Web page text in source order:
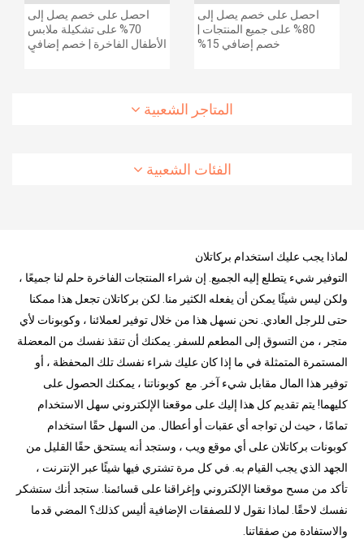
احصل على خصم يصل إلى
70% على تشكيلة ملابس
الأطفال الفاخرة | خصم إضافي
احصل على خصم يصل إلى
80% على جميع المنتجات |
خصم إضافي 15%
المتاجر الشعبية
الفئات الشعبية
لماذا يجب عليك استخدام بركاتلان
التوفير شيء يتطلع إليه الجميع. إن شراء المنتجات الفاخرة حلم لنا جميعًا ،
ولكن ليس شيئًا يمكن أن يفعله الكثير منا. لكن بركاتلان تجعل هذا ممكنا
حتى للرجل العادي. نحن نسهل هذا من خلال توفير لعملائنا ، وكوبونات لأي
متجر ، من التسوق إلى المطعم للسفر. يمكنك أن تنقذ نفسك من المعضلة
المستمرة المتمثلة في ما إذا كان عليك شراء نفسك تلك المحفظة ، أو
توفير هذا المال مقابل شيء آخر. مع كوبوناتنا ، يمكنك الحصول على
كليهما! يتم تقديم كل هذا إليك على موقعنا الإلكتروني سهل الاستخدام
تمامًا ، حيث لن تواجه أي عقبات أو أعطال. من السهل حقًا استخدام
كوبونات بركاتلان على أي موقع ويب ، وستجد أنه يستحق حقًا القليل من
الجهد الذي يجب القيام به. في كل مرة تشتري فيها شيئًا عبر الإنترنت ،
تأكد من مسح موقعنا الإلكتروني وإغراقنا على قسائمنا. ستجد أنك ستشكر
نفسك لاحقًا. لماذا نقول لا للصفقات الإضافية أليس كذلك؟ المضي قدما
والاستفادة من صفقاتنا.